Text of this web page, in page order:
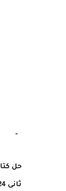
-
ثانى 2024 الامارات ،